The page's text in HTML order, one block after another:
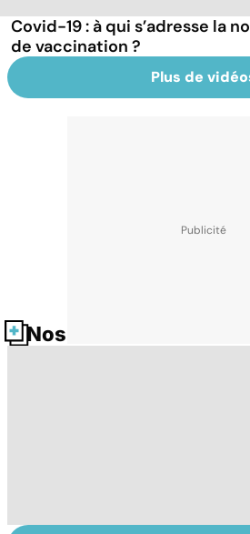
Covid-19 : à qui s’adresse la
de vaccination ?
Plus de
Nos fiches santé